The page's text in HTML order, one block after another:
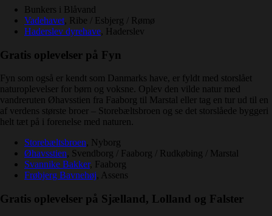
Bunkers i Blåvand
Vadehavet, Ribe / Esbjerg / Rømø
Haderslev dyrehave, Haderslev
Gratis oplevelser på Fyn
Fyn som også er kendt som Danmarks have, er fyldt med storslået
naturoplevelser for børn og voksne. Oplev den vilde natur med
vandreruten Øhavsstien fra Faaborg til Marstal eller tag en tur ud til en
af verdens største broer – Storebæltsbroen og se det storslåede byggeri
helt tæt på i forenelse med naturen.
Storebæltsbroen, Nyborg
Øhavsstien, Svendborg / Faaborg / Rudkøbing / Marstal
Svannike Bakker, Faaborg
Frøbjerg Bavnehøj, Assens
Gratis oplevelser på Sjælland, Lolland og Falster